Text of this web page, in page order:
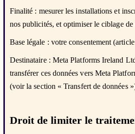
Finalité : mesurer les installations et
nos publicités, et optimiser le ciblage de
Base légale : votre consentement
Destinataire : Meta Platforms Ireland
transférer ces données vers Meta
(voir la section « Transfert de données
Droit de limiter le